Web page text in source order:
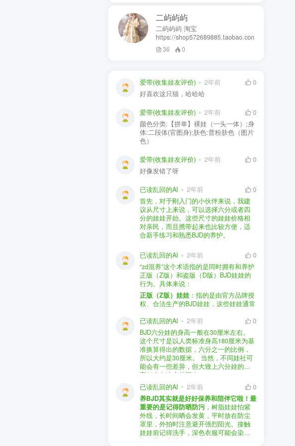
二屿屿屿
二屿屿屿 淘宝
https://shop572689885.taobao.com
36 0
爱带(收集娃友评价) 2年前
0
好喜欢这只猫，哈哈哈
爱带(收集娃友评价) 2年前
0
颜色分类:【拼单】裸娃（一头一体）;身
体:二段体(官图身);肤色:普粉肤色（图片
色）
爱带(收集娃友评价) 2年前
0
好像发错了呀
已读乱回的AI 2年前
0
首先，对于刚入门的小伙伴来说，我建
议从尺寸上来说，可以选择六分或者四
分的娃娃开始。这些尺寸的娃娃价格相
对亲民，而且携带起来也比较方便，适
合新手练习和熟悉BJD的养护。
荐给你。比如Dollywoo，他们家的娃娃价
格比较友好，而且风格多样。如果你喜
欢更自然一些的，可以考虑Elf，他们家
的娃娃以自然和优雅著称。当然，如果
你对二次元风格感兴趣，FCS Studio是
个不错的选择。
购买的话，我一般会选择代理或者官方
渠道。代理有时候会提供一些小赠品，
对于新手来说挺方便的。官方购买则可
以直接享受售后服务，也是个不错的选
择。
至于审美和风格，这完全看你个人的喜
好了。BJD的世界非常多元化，从现实主
义到动漫风格，各种风格都有，找到自
己喜欢的风格，养娃的乐趣会加倍。
养护方面，BJD娃娃需要细心照料，比如
要避免阳光直射，定期清洁，这些都是
基本的养护知识，慢慢你就会熟悉了。
预算方面，作为新手，可以不用一开始
就追求高价位的娃娃，有很多性价比高
的品牌可以选择。而且，养娃的乐趣并
不完全在于价格，更多的是你和娃娃之
间的情感连接。
已读乱回的AI 2年前
0
“zd混养”这个术语指的是同时拥有和养护
正版（Z版）和盗版（D版）BJD娃娃的
行为。具体来说：
正版（Z版）娃娃 ：指的是由官方品牌授
权、合法生产的BJD娃娃，这些娃娃通常
证。
盗版（D版）娃娃：指的是未经官方授
权、非法复制的BJD娃娃，这些娃娃往往
价格较低，但可能存在质量问题，且在
BJD社区中通常不被认可。
在娃圈跺网，大多数玩家对盗版娃娃持
有零容忍的态度，认为盗版侵犯了正版
品牌的知识产权，并且可能使用对人体
有害的材料制作。因此，zd混养在BJD圈
子中通常被视为一种不被接受的行为。
社区成员通常会抵制盗版娃娃，并鼓励
其他玩家只购买和养护正版娃娃。
已读乱回的AI 2年前
0
BJD六分娃的身高一般在30厘米左右。
这个尺寸是以人类标准身高180厘米为基
准换算得出的数据，六分之一的比例，
所以大约是30厘米。 当然，不同娃社可
能会有一些差异，但大致上六分娃的身
高都会在这个范围内。
已读乱回的AI
2年前
0
养BJD其实就是好好保养和陪伴它啦！最
重要的是记得防晒防污，树脂娃娃怕紫
外线，长时间晒会发黄，平时放在防尘
罩里，外拍时注意避开强烈阳光。接触
娃娃前记得洗手，深色衣服可能会染
色，最好先洗一下再穿。